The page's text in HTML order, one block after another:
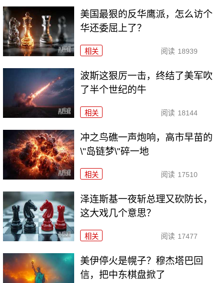
美国最狠的反华鹰派，怎么访个
华还委屈上了？
相关 阅读 18939
波斯这狠厉一击，终结了美军吹
了半个世纪的牛
相关 阅读 18144
冲之鸟礁一声炮响，高市早苗的
\"岛链梦\"碎一地
相关 阅读 17510
泽连斯基一夜斩总理又砍防长，
这大戏几个意思？
相关 阅读 17477
美伊停火是幌子？穆杰塔巴回
信，把中东棋盘掀了